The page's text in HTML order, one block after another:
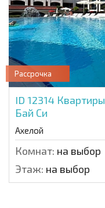
Рассрочка
ID 12314
Бай Си
Ахелой
Комнат: на выбор
Этаж: на выбор